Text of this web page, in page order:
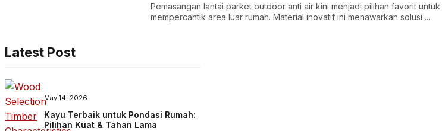
Pemasangan lantai parket outdoor anti air kini menjadi pilihan favorit untuk
mempercantik area luar rumah. Material inovatif ini menawarkan solusi ...
Latest Post
May 14, 2026
Kayu Terbaik untuk Pondasi Rumah:
Pilihan Kuat & Tahan Lama